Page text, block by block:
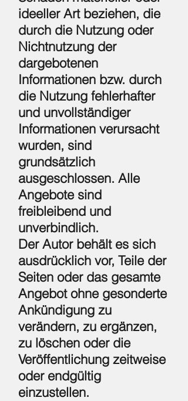
ideeller Art beziehen, die
durch die Nutzung oder
Nichtnutzung der
dargebotenen
Informationen bzw. durch
die Nutzung fehlerhafter
und unvollständiger
Informationen verursacht
wurden, sind
grundsätzlich
ausgeschlossen. Alle
Angebote sind
freibleibend und
unverbindlich.
Der Autor behält es sich
ausdrücklich vor, Teile der
Seiten oder das gesamte
Angebot ohne gesonderte
Ankündigung zu
verändern, zu ergänzen,
zu löschen oder die
Veröffentlichung zeitweise
oder endgültig
einzustellen.